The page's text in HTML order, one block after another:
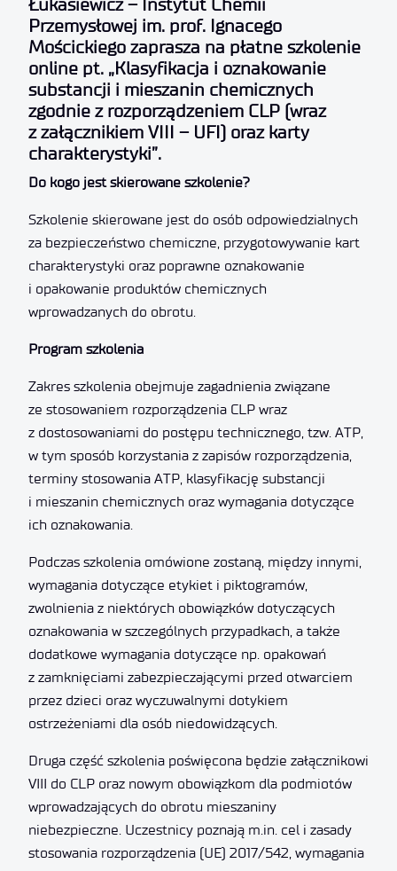
Łukasiewicz – Instytut Chemii
Przemysłowej im. prof. Ignacego
Mościckiego zaprasza na płatne szkolenie
online pt. „Klasyfikacja i oznakowanie
substancji i mieszanin chemicznych
zgodnie z rozporządzeniem CLP (wraz
z załącznikiem VIII – UFI) oraz karty
charakterystyki”.
Do kogo jest skierowane szkolenie?
Szkolenie skierowane jest do osób odpowiedzialnych
za bezpieczeństwo chemiczne, przygotowywanie kart
charakterystyki oraz poprawne oznakowanie
i opakowanie produktów chemicznych
wprowadzanych do obrotu.
Program szkolenia
Zakres szkolenia obejmuje zagadnienia związane
ze stosowaniem rozporządzenia CLP wraz
z dostosowaniami do postępu technicznego, tzw. ATP,
w tym sposób korzystania z zapisów rozporządzenia,
terminy stosowania ATP, klasyfikację substancji
i mieszanin chemicznych oraz wymagania dotyczące
ich oznakowania.
Podczas szkolenia omówione zostaną, między innymi,
wymagania dotyczące etykiet i piktogramów,
zwolnienia z niektórych obowiązków dotyczących
oznakowania w szczególnych przypadkach, a także
dodatkowe wymagania dotyczące np. opakowań
z zamknięciami zabezpieczającymi przed otwarciem
przez dzieci oraz wyczuwalnymi dotykiem
ostrzeżeniami dla osób niedowidzących.
Druga część szkolenia poświęcona będzie załącznikowi
VIII do CLP oraz nowym obowiązkom dla podmiotów
wprowadzających do obrotu mieszaniny
niebezpieczne. Uczestnicy poznają m.in. cel i zasady
stosowania rozporządzenia (UE) 2017/542, wymagania